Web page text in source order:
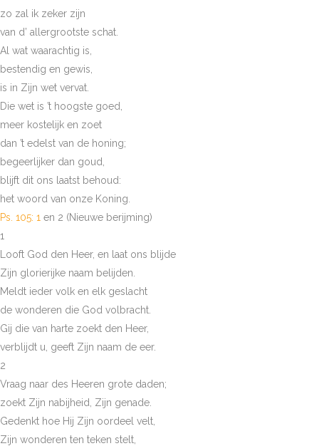
zo zal ik zeker zijn
van d’ allergrootste schat.
Al wat waarachtig is,
bestendig en gewis,
is in Zijn wet vervat.
Die wet is ’t hoogste goed,
meer kostelijk en zoet
dan ’t edelst van de honing;
begeerlijker dan goud,
blijft dit ons laatst behoud:
het woord van onze Koning.
Ps. 105: 1 en 2 (Nieuwe berijming)
1
Looft God den Heer, en laat ons blijde
Zijn glorierijke naam belijden.
Meldt ieder volk en elk geslacht
de wonderen die God volbracht.
Gij die van harte zoekt den Heer,
verblijdt u, geeft Zijn naam de eer.
2
Vraag naar des Heeren grote daden;
zoekt Zijn nabijheid, Zijn genade.
Gedenkt hoe Hij Zijn oordeel velt,
Zijn wonderen ten teken stelt,